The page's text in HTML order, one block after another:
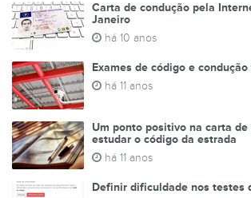
Carta de condução pela
Janeiro
há 10 anos
Exames de código e
há 11 anos
Um ponto positivo na carta de
estudar o código da estrada
há 11 anos
Definir dificuldade nos testes